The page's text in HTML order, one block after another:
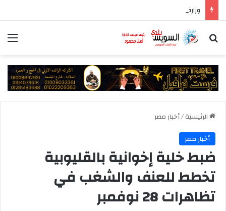
بحث عن
الرئيسية/أخبار مصر
أخبار مصر
ضبط خلية إخوانية بالقليوبية
تخطط للعنف والشغب في
تظاهرات 28 نوفمبر